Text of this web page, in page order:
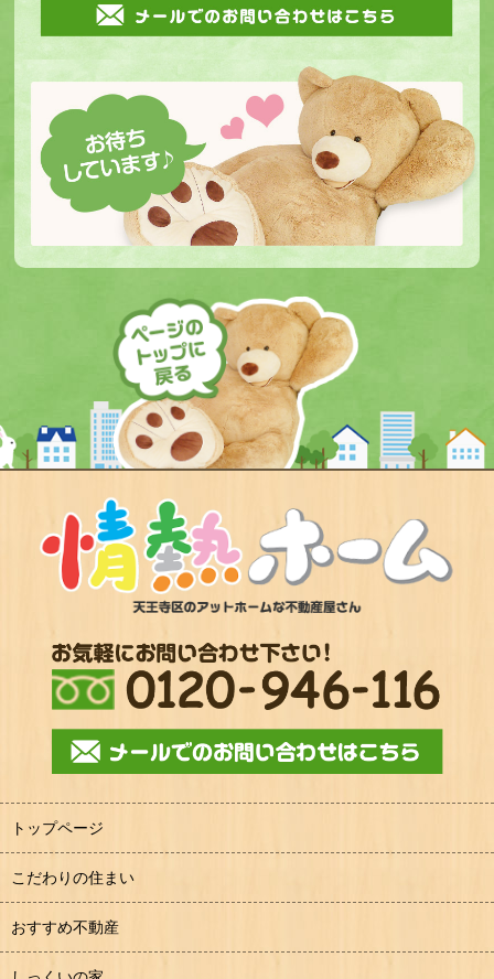
トップページ
こだわりの住まい
おすすめ不動産